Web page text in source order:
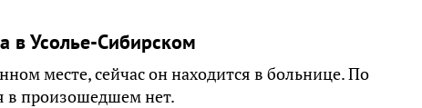
в Усолье-Сибирском
месте, сейчас он находится в больнице. По
в произошедшем нет.